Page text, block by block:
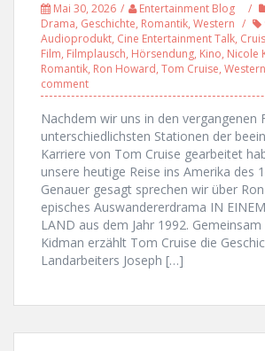
Mai 30, 2026 Entertainment Blog
Drama, Geschichte, Romantik, Western
Audioprodukt, Cine Entertainment Talk,
Film, Filmplausch, Hörsendung, Kino, Nicole
Romantik, Ron Howard, Tom Cruise, Western
comment
Nachdem wir uns in den vergangenen
unterschiedlichsten Stationen der
Karriere von Tom Cruise gearbeitet
unsere heutige Reise ins Amerika des
Genauer gesagt sprechen wir über
episches Auswandererdrama IN
LAND aus dem Jahr 1992.
Kidman erzählt Tom Cruise die
Landarbeiters Joseph […]